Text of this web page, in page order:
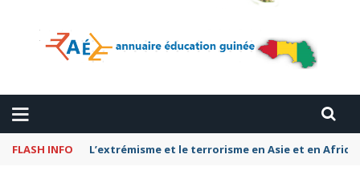
FLASH INFO Pétromonarchies-Gaza : La rivalité entre Qatar,